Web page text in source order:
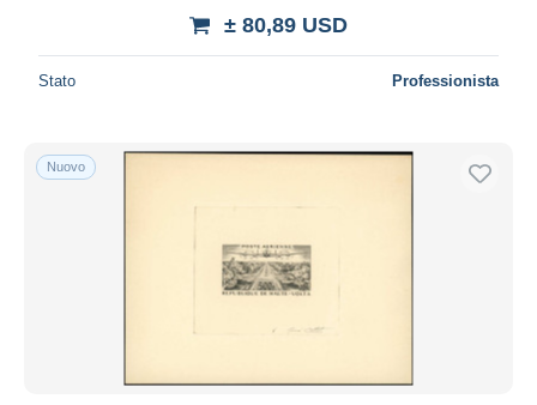
± 80,89 USD
Stato Professionista
Nuovo